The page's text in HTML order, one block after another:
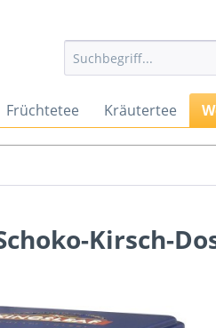
Früchtetee Kräutertee
Kirsch-